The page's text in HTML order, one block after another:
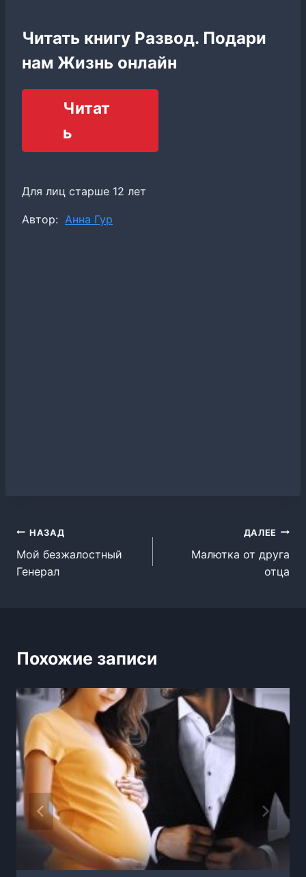
Читать книгу Развод. Подари
нам Жизнь онлайн
Читат
ь
Для лиц старше 12 лет
Метки
Автор: Анна Гур
Навигация
по
НАЗАД
Мой безжалостный
Генерал
ДАЛЕЕ
Малютка от друга
отца
Похожие записи